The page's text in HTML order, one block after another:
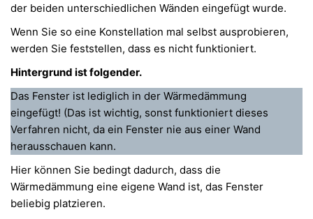
der beiden unterschiedlichen Wänden eingefügt wurde.
Wenn Sie so eine Konstellation mal selbst ausprobieren,
werden Sie feststellen, dass es nicht funktioniert.
Hintergrund ist folgender.
Das Fenster ist lediglich in der Wärmedämmung
eingefügt! (Das ist wichtig, sonst funktioniert dieses
Verfahren nicht, da ein Fenster nie aus einer Wand
herausschauen kann.
Hier können Sie bedingt dadurch, dass die
Wärmedämmung eine eigene Wand ist, das Fenster
beliebig platzieren.